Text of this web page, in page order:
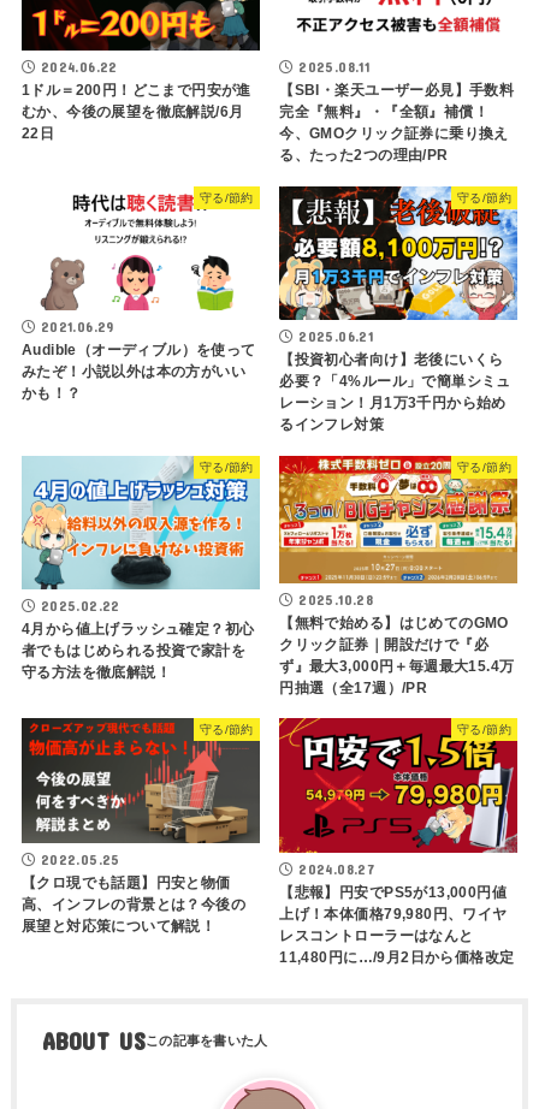
2024.06.22
1ドル＝200円！どこまで円安が進
むか、今後の展望を徹底解説/6月
22日
2025.08.11
【SBI・楽天ユーザー必見】手数料
完全『無料』・『全額』補償！
今、GMOクリック証券に乗り換え
る、たった2つの理由/PR
守る/節約
2021.06.29
Audible（オーディブル）を使って
みたぞ！小説以外は本の方がいい
かも！？
守る/節約
2025.06.21
【投資初心者向け】老後にいくら
必要？「4%ルール」で簡単シミュ
レーション！月1万3千円から始め
るインフレ対策
守る/節約
2025.02.22
4月から値上げラッシュ確定？初心
者でもはじめられる投資で家計を
守る方法を徹底解説！
守る/節約
2025.10.28
【無料で始める】はじめてのGMO
クリック証券｜開設だけで『必
ず』最大3,000円＋毎週最大15.4万
円抽選（全17週）/PR
守る/節約
2022.05.25
【クロ現でも話題】円安と物価
高、インフレの背景とは？今後の
展望と対応策について解説！
守る/節約
2024.08.27
【悲報】円安でPS5が13,000円値
上げ！本体価格79,980円、ワイヤ
レスコントローラーはなんと
11,480円に…/9月2日から価格改定
ABOUT US